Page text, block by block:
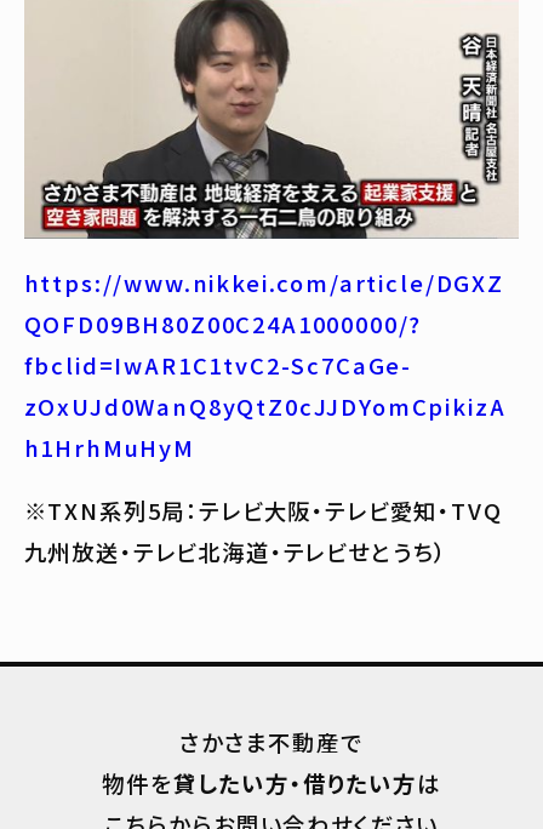
https://www.nikkei.com/article/DGXZ
QOFD09BH80Z00C24A1000000/?
fbclid=IwAR1C1tvC2-Sc7CaGe-
zOxUJd0WanQ8yQtZ0cJJDYomCpikizA
h1HrhMuHyM
※TXN系列5局：テレビ大阪・テレビ愛知・TVQ
九州放送・テレビ北海道・テレビせとうち）
さかさま不動産で
物件を貸したい方・借りたい方は